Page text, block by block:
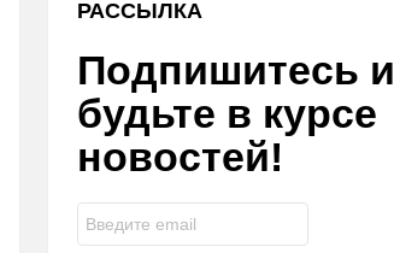
РАССЫЛКА
Подпишитесь и
будьте в курсе
новостей!